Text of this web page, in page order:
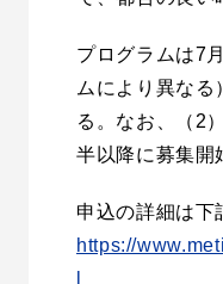
プログラムは7
ムにより異な
る。なお、（2
半以降に募集開
申込の詳細は下
https://